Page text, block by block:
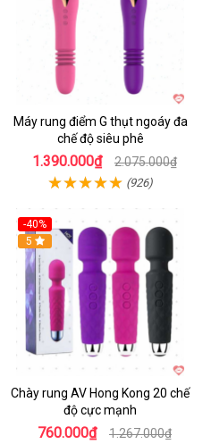
Máy rung điểm G thụt ngoáy đa
chế độ siêu phê
1.390.000₫ 2.075.000₫
(926)
-40%
5
Chày rung AV Hong Kong 20 chế
độ cực mạnh
760.000₫ 1.267.000₫